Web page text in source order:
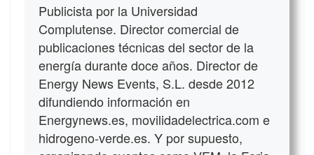
Publicista por la Universidad
Complutense. Director comercial de
publicaciones técnicas del sector de la
energía durante doce años. Director de
Energy News Events, S.L. desde 2012
difundiendo información en
Energynews.es, movilidadelectrica.com e
hidrogeno-verde.es. Y por supuesto,